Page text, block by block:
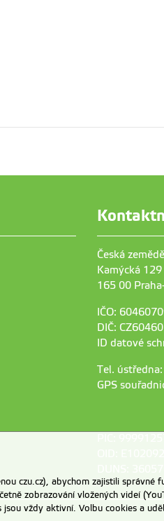
Česká
Kamýcká 129
165 00
IČO:
DIČ:
ID datové
Tel.
GPS
czu.cz), abychom zajistili správné
zobrazování vložených videí
vždy aktivní. Volbu cookies a